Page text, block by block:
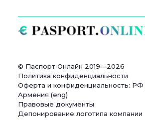
© Паспорт Онлайн 2019—2026
Политика конфиденциальности
Оферта и конфиденциальность: РФ
Армения (eng)
Правовые документы
Депонирование логотипа компании